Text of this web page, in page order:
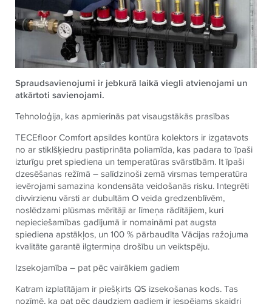
Spraudsavienojumi ir jebkurā laikā viegli atvienojami un
atkārtoti savienojami.
Tehnoloģija, kas apmierinās pat visaugstākās prasības
TECEfloor Comfort apsildes kontūra kolektors ir izgatavots
no ar stiklšķiedru pastiprināta poliamīda, kas padara to īpaši
izturīgu pret spiediena un temperatūras svārstībām. It īpaši
dzesēšanas režīmā – salīdzinoši zemā virsmas temperatūra
ievērojami samazina kondensāta veidošanās risku. Integrēti
divvirzienu vārsti ar dubultām O veida gredzenblīvēm,
noslēdzami plūsmas mērītāji ar līmeņa rādītājiem, kuri
nepieciešamības gadījumā ir nomaināmi pat augsta
spiediena apstākļos, un 100 % pārbaudīta Vācijas ražojuma
kvalitāte garantē ilgtermiņa drošību un veiktspēju.
Izsekojamība – pat pēc vairākiem gadiem
Katram izplatītājam ir piešķirts QS izsekošanas kods. Tas
nozīmē, ka pat pēc daudziem gadiem ir iespējams skaidri